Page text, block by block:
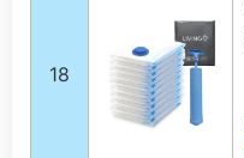
18